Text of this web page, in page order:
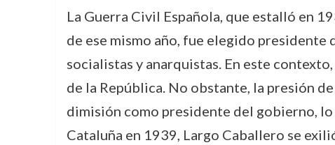
La Guerra Civil Española, que estalló en
de ese mismo año, fue elegido
socialistas y anarquistas. En este
de la República. No obstante, la presión
dimisión como presidente del gobierno,
Cataluña en 1939, Largo Caballero se